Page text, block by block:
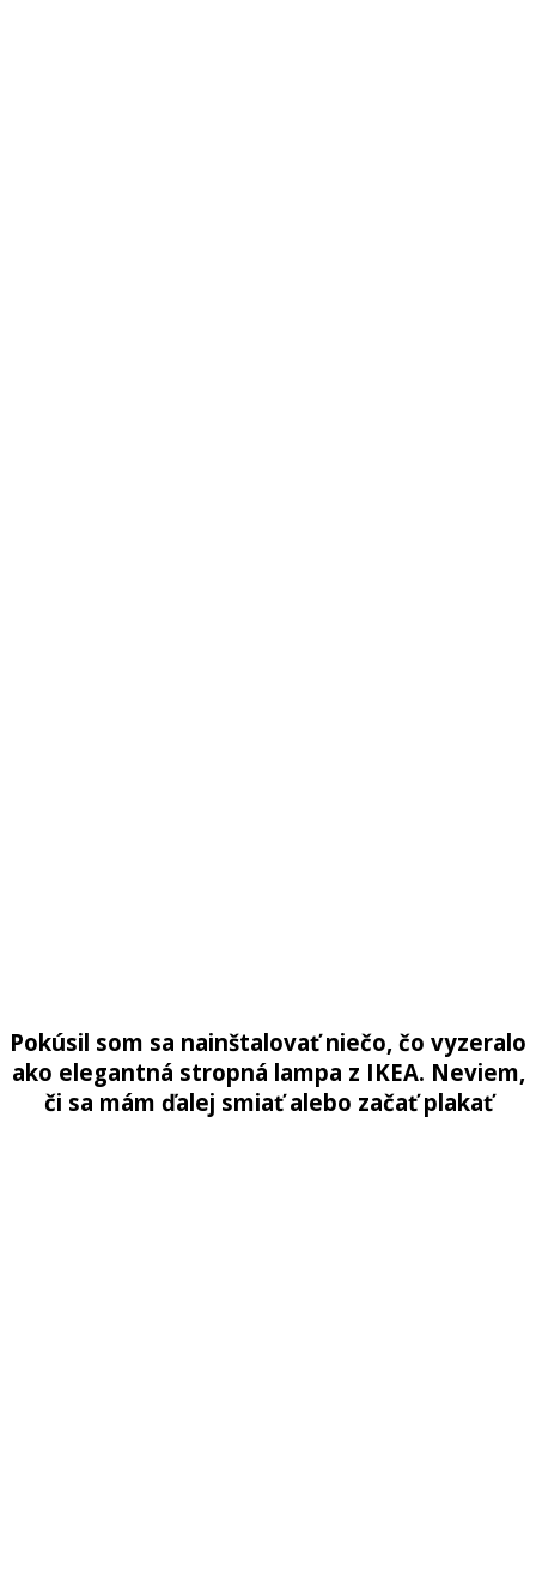
Pokúsil som sa nainštalovať niečo, čo vyzeralo
ako elegantná stropná lampa z IKEA. Neviem,
či sa mám ďalej smiať alebo začať plakať